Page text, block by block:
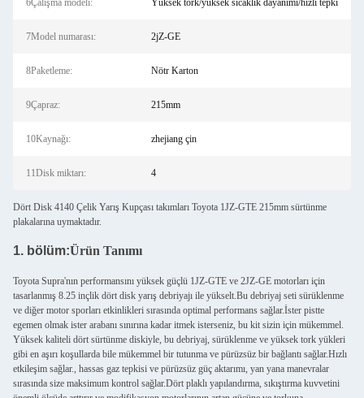
6Çalışma modeli: Yüksek tork/yüksek sıcaklık dayanımı/hızlı tepki
7Model numarası: 2jZ-GE
8Paketleme: Nötr Karton
9Çapraz: 215mm
10Kaynağı: zhejiang çin
11Disk miktarı: 4
Dört Disk 4140 Çelik Yarış Kupçası takımları Toyota 1JZ-GTE 215mm sürtünme
plakalarına uymaktadır.
1. bölüm:Ürün Tanımı
Toyota Supra'nın performansını yüksek güçlü 1JZ-GTE ve 2JZ-GE motorları için
tasarlanmış 8.25 inçlik dört disk yarış debriyajı ile yükselt.Bu debriyaj seti sürüklenme
ve diğer motor sporları etkinlikleri sırasında optimal performans sağlar.İster pistte
egemen olmak ister arabanı sınırına kadar itmek isterseniz, bu kit sizin için mükemmel.
Yüksek kaliteli dört sürtünme diskiyle, bu debriyaj, sürüklenme ve yüksek tork yükleri
gibi en aşırı koşullarda bile mükemmel bir tutunma ve pürüzsüz bir bağlantı sağlar.Hızlı
etkileşim sağlar., hassas gaz tepkisi ve pürüzsüz güç aktarımı, yan yana manevralar
sırasında size maksimum kontrol sağlar.Dört plaklı yapılandırma, sıkıştırma kuvvetini